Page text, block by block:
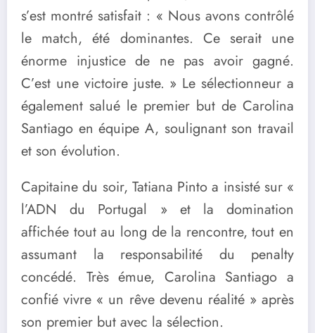
s’est montré satisfait : « Nous avons contrôlé
le match, été dominantes. Ce serait une
énorme injustice de ne pas avoir gagné.
C’est une victoire juste. » Le sélectionneur a
également salué le premier but de Carolina
Santiago en équipe A, soulignant son travail
et son évolution.
Capitaine du soir, Tatiana Pinto a insisté sur «
l’ADN du Portugal » et la domination
affichée tout au long de la rencontre, tout en
assumant la responsabilité du penalty
concédé. Très émue, Carolina Santiago a
confié vivre « un rêve devenu réalité » après
son premier but avec la sélection.